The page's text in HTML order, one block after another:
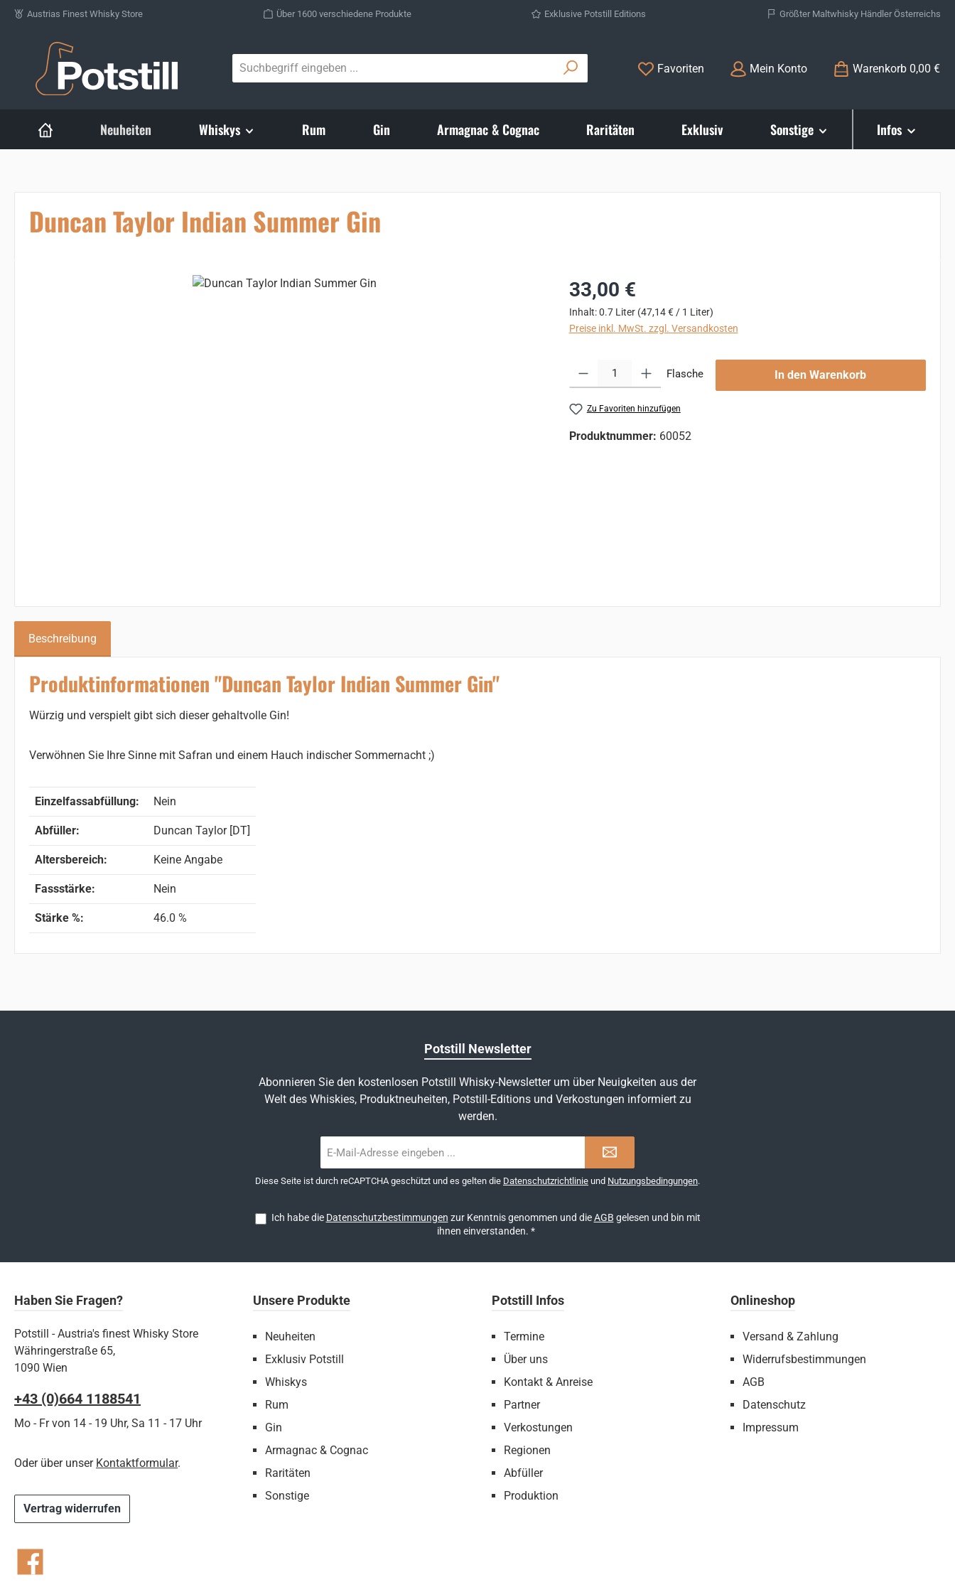
Zum Hauptinhalt springen
Austrias Finest Whisky Store Über 1600 verschiedene Produkte Exklusive Potstill Editions Größter Maltwhisky Händler Österreichs
Favoriten Du hast 0 Produkte auf dem Merkzettel
Mein Konto Warenkorb 0,00 €
Neuheiten Whiskys Rum Gin Armagnac & Cognac Raritäten Exklusiv Sonstige Infos
Duncan Taylor Indian Summer Gin
Regulärer Preis:
33,00 €
Inhalt:0.7 Liter (47,14 € / 1 Liter)
Preise inkl. MwSt. zzgl. Versandkosten
Produkt Anzahl: Gib den gewünschten Wert ein oder benutze die Schaltflächen um die
Flasche In den Warenkorb
Zu Favoriten hinzufügen
Produktnummer: 60052
Beschreibung
Produktinformationen "Duncan Taylor Indian Summer Gin"
Würzig und verspielt gibt sich dieser gehaltvolle Gin!
Verwöhnen Sie Ihre Sinne mit Safran und einem Hauch indischer Sommernacht ;)
Einzelfassabfüllung: Nein
Abfüller: Duncan Taylor [DT]
Altersbereich: Keine Angabe
Fassstärke: Nein
Stärke %: 46.0 %
Potstill Newsletter
Abonnieren Sie den kostenlosen Potstill Whisky-Newsletter um über Neuigkeiten aus der
Welt des Whiskies, Produktneuheiten, Potstill-Editions und Verkostungen informiert zu
werden.
Mail-
Diese Seite ist durch reCAPTCHA geschützt und es gelten die Datenschutzrichtlinie und Nutzungsbedingungen.
Ich habe die Datenschutzbestimmungen zur Kenntnis genommen und dieAGB gelesen und bin mit
ihnen einverstanden. *
Haben Sie Fragen?
Potstill - Austria's finest Whisky Store
Währingerstraße 65,
1090 Wien
+43 (0)664 1188541‬
Mo - Fr von 14 - 19 Uhr, Sa 11 - 17 Uhr
Oder über unser Kontaktformular.
Vertrag widerrufen
Facebook
Unsere Produkte
Neuheiten
Exklusiv Potstill
Whiskys
Rum
Gin
Armagnac & Cognac
Raritäten
Sonstige
Potstill Infos
Termine
Über uns
Kontakt & Anreise
Partner
Verkostungen
Regionen
Abfüller
Produktion
Onlineshop
Versand & Zahlung
Widerrufsbestimmungen
AGB
Datenschutz
Impressum